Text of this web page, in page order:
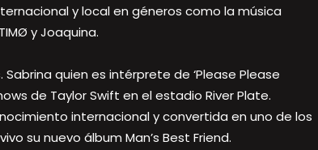
y local en géneros como la música
y Joaquina.
quien es intérprete de ‘Please Please
de Taylor Swift en el estadio River Plate.
internacional y convertida en uno de los
su nuevo álbum Man’s Best Friend.